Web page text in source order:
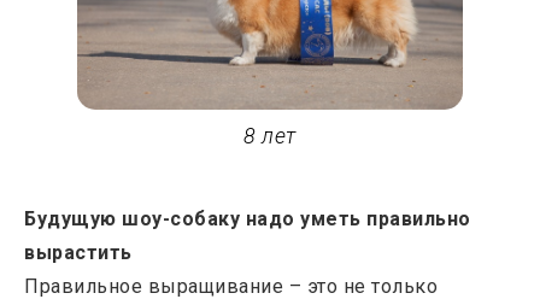
8 лет
Будущую шоу-собаку надо уметь правильно
вырастить
Правильное выращивание – это не только